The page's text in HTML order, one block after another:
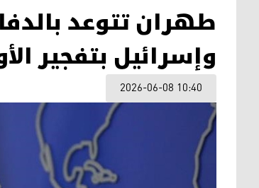
طهران تتوعد
وإسرائيل بتفجير
2026-06-08 10:40